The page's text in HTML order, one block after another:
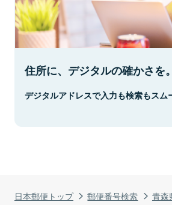
日本郵便トップ 郵便番号検索 青森
住所に、デジタルの確かさを。
デジタルアドレスで入力も検索もスム